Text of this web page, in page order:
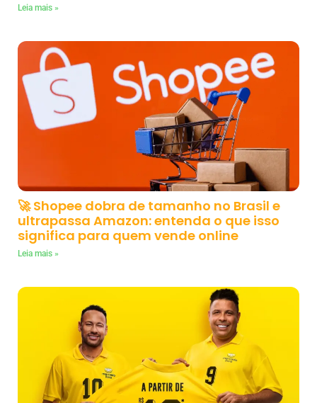
Leia mais »
🚀 Shopee dobra de tamanho no Brasil e
ultrapassa Amazon: entenda o que isso
significa para quem vende online
Leia mais »